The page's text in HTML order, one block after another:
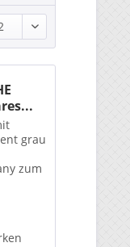
grau
zum